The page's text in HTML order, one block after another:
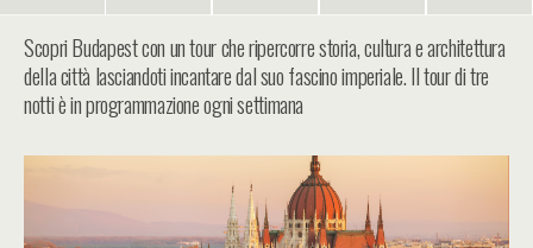
Scopri Budapest con un tour che ripercorre storia, cultura e architettura
della città lasciandoti incantare dal suo fascino imperiale. Il tour di tre
notti è in programmazione ogni settimana